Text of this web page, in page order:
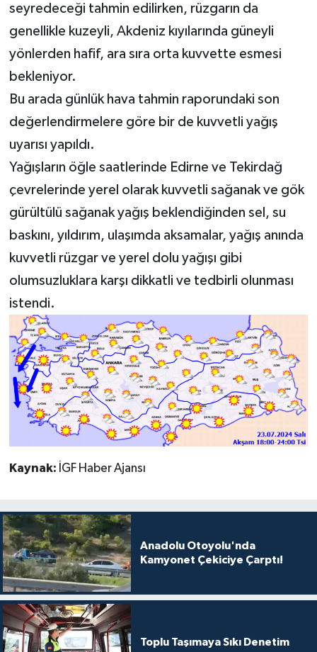
seyredeceği tahmin edilirken, rüzgarın da
genellikle kuzeyli, Akdeniz kıyılarında güneyli
yönlerden hafif, ara sıra orta kuvvette esmesi
bekleniyor.
Bu arada günlük hava tahmin raporundaki son
değerlendirmelere göre bir de kuvvetli yağış
uyarısı yapıldı.
Yağışların öğle saatlerinde Edirne ve Tekirdağ
çevrelerinde yerel olarak kuvvetli sağanak ve gök
gürültülü sağanak yağış beklendiğinden sel, su
baskını, yıldırım, ulaşımda aksamalar, yağış anında
kuvvetli rüzgar ve yerel dolu yağışı gibi
olumsuzluklara karşı dikkatli ve tedbirli olunması
istendi.
Kaynak: İGF Haber Ajansı
Anadolu Otoyolu'nda
Kamyonet Çekiciye Çarptı!
Toplu Taşımaya Sıkı Denetim